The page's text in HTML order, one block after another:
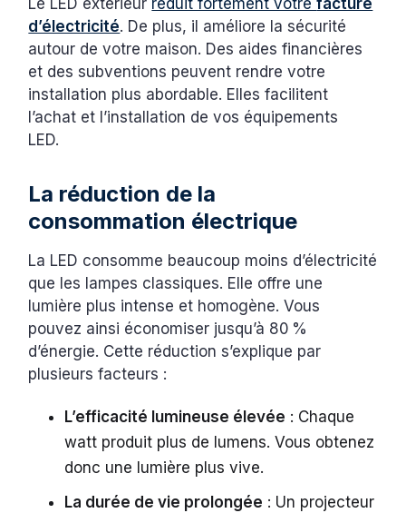
Le LED extérieur réduit fortement votrefacture
d’électricité. De plus, il améliore la sécurité
autour de votre maison. Des aides financières
et des subventions peuvent rendre votre
installation plus abordable. Elles facilitent
l’achat et l’installation de vos équipements
LED.
La réduction de la
consommation électrique
La LED consomme beaucoup moins d’électricité
que les lampes classiques. Elle offre une
lumière plus intense et homogène. Vous
pouvez ainsi économiser jusqu’à 80 %
d’énergie. Cette réduction s’explique par
plusieurs facteurs :
L’efficacité lumineuse élevée : Chaque
watt produit plus de lumens. Vous obtenez
donc une lumière plus vive.
La durée de vie prolongée : Un projecteur